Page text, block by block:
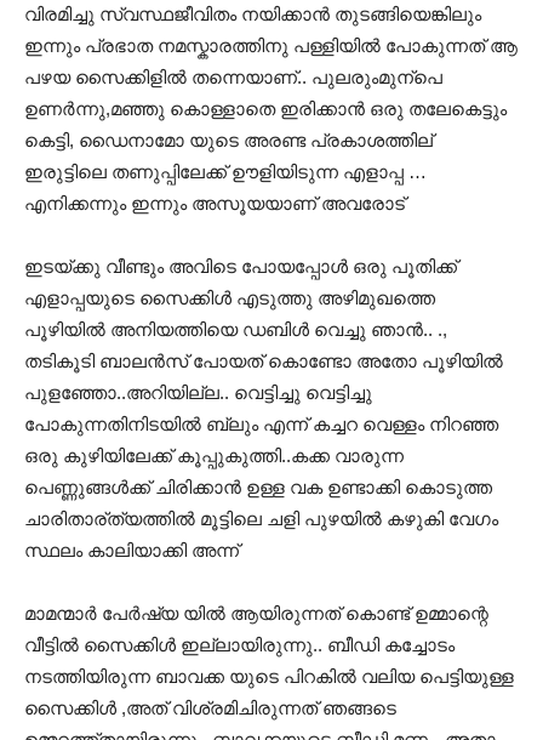
വിരമിച്ചു സ്വസ്ഥജീവിതം നയിക്കാന്‍ തുടങ്ങിയെങ്കിലും
ഇന്നും പ്രഭാത നമസ്കാരത്തിനു പള്ളിയില്‍ പോകുന്നത് ആ
പഴയ സൈക്കിളില്‍ തന്നെയാണ്.. പുലരുംമുന്പെ
ഉണര്‍ന്നു,മഞ്ഞു കൊള്ളാതെ ഇരിക്കാന്‍ ഒരു തലേകെട്ടും
കെട്ടി, ഡൈനാമോ യുടെ അരണ്ട പ്രകാശത്തില്
ഇരുട്ടിലെ തണുപ്പിലേക്ക് ഊളിയിടുന്ന എളാപ്പ …
എനിക്കന്നും ഇന്നും അസൂയയാണ് അവരോട്
ഇടയ്ക്കു വീണ്ടും അവിടെ പോയപ്പോള്‍ ഒരു പൂതിക്ക്‌
എളാപ്പയുടെ സൈക്കിള്‍ എടുത്തു അഴിമുഖത്തെ
പൂഴിയില്‍ അനിയത്തിയെ ഡബിള്‍ വെച്ചു ഞാന്‍.. .,
തടികൂടി ബാലന്‍സ് പോയത് കൊണ്ടോ അതോ പൂഴിയില്‍
പുളഞ്ഞോ..അറിയില്ല.. വെട്ടിച്ചു വെട്ടിച്ചു
പോകുന്നതിനിടയില്‍ ബ്ലും എന്ന് കച്ചറ വെള്ളം നിറഞ്ഞ
ഒരു കുഴിയിലേക്ക് കൂപ്പുകുത്തി..കക്ക വാരുന്ന
പെണ്ണുങ്ങള്‍ക്ക് ചിരിക്കാന്‍ ഉള്ള വക ഉണ്ടാക്കി കൊടുത്ത
ചാരിതാര്ത്യത്തില്‍ മൂട്ടിലെ ചളി പുഴയില്‍ കഴുകി വേഗം
സ്ഥലം കാലിയാക്കി അന്ന്
മാമന്മാര്‍ പേര്‍ഷ്യ യില്‍ ആയിരുന്നത് കൊണ്ട് ഉമ്മാന്റെ
വീട്ടില്‍ സൈക്കിള്‍ ഇല്ലായിരുന്നു.. ബീഡി കച്ചോടം
നടത്തിയിരുന്ന ബാവക്ക യുടെ പിറകില്‍ വലിയ പെട്ടിയുള്ള
സൈക്കിള്‍ ,അത് വിശ്രമിചിരുന്നത് ഞങ്ങടെ